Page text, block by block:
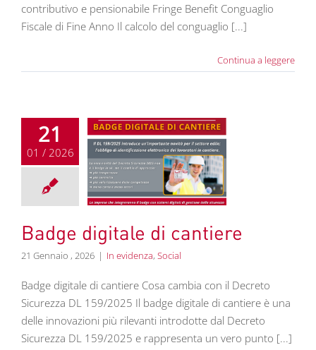
contributivo e pensionabile Fringe Benefit Conguaglio
Fiscale di Fine Anno Il calcolo del conguaglio [...]
Continua a leggere
21
01 / 2026
digitale di
Social
Badge digitale di cantiere
21 Gennaio , 2026 | In evidenza, Social
Badge digitale di cantiere Cosa cambia con il Decreto
Sicurezza DL 159/2025 Il badge digitale di cantiere è una
delle innovazioni più rilevanti introdotte dal Decreto
Sicurezza DL 159/2025 e rappresenta un vero punto [...]